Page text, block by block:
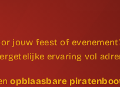
jouw feest of
ervaring vol
opblaasbare